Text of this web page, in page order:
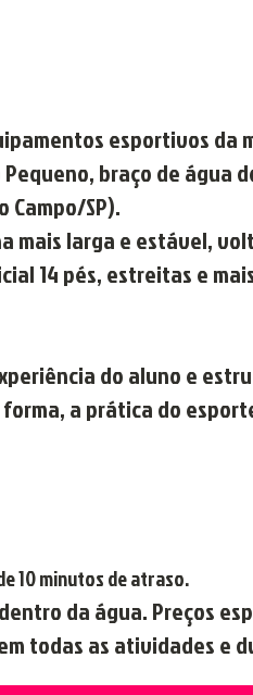
esportivos da
braço de água
Campo/SP).
mais larga e estável,
14 pés, estreitas e
do aluno e
a prática do
10 minutos de atraso.
da água. Preços
todas as atividades e